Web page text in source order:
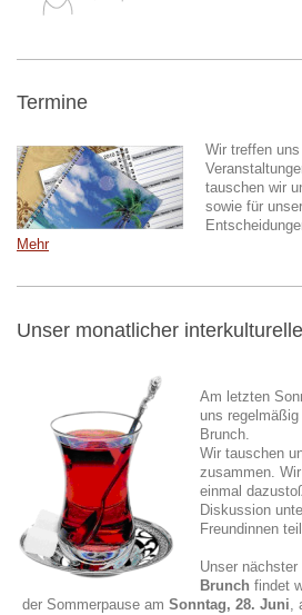
Termine
Wir treffen
tauschen wir
sowie für
Mehr
Unser monatlicher
Am letzten
uns
Brunch.
Wir tauschen
zusammen.
einmal
Diskussion
Freundinnen
Unser nächster
Brunch findet
der Sommerpause am Sonntag, 28. Juni,